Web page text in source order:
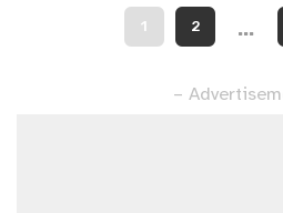
1 2 …
–